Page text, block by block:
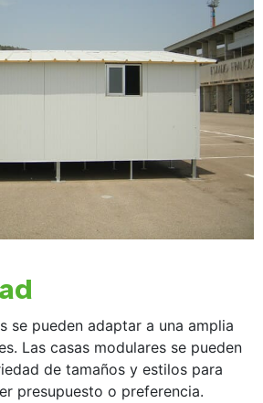
se pueden adaptar a una amplia
Las casas modulares se pueden
de tamaños y estilos para
presupuesto o preferencia.